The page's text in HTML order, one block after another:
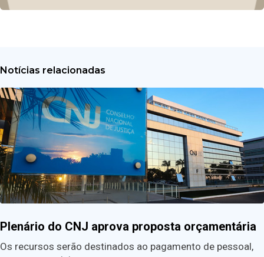
Notícias relacionadas
Plenário do CNJ aprova proposta orçamentária
Os recursos serão destinados ao pagamento de pessoal,